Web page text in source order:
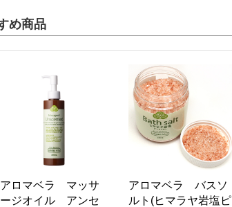
め商品
アロマベラ マッサ
ージオイル アンセ
アロマベラ バスソ
ルト(ヒマラヤ岩塩ピ